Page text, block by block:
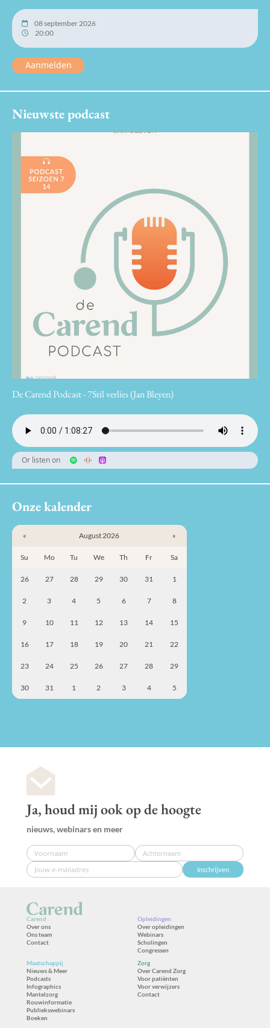
08 september 2026
20:00
Aanmelden
Nieuwste podcast
De Carend Podcast - 7Stil verlies (Jan Bleyen)
Or listen on
Onze kalender
« August 2026 »
Su Mo Tu We Th Fr Sa
26 27 28 29 30 31 1
2 3 4 5 6 7 8
9 10 11 12 13 14 15
16 17 18 19 20 21 22
23 24 25 26 27 28 29
30 31 1 2 3 4 5
Ja, houd mij ook op de hoogte
nieuws, webinars en meer
Inschrijven
Carend
Over ons
Ons team
Contact
Opleidingen
Over opleidingen
Webinars
Scholingen
Congressen
Maatschappij
Nieuws & Meer
Podcasts
Infographics
Mantelzorg
Rouwinformatie
Publiekswebinars
Boeken
Zorg
Over Carend Zorg
Voor patiënten
Voor verwijzers
Contact